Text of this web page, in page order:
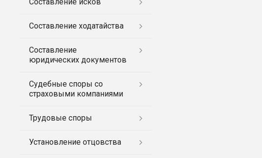
Составление ходатайства
Составление
юридических документов
Судебные споры со
страховыми компаниями
Трудовые споры
Установление отцовства